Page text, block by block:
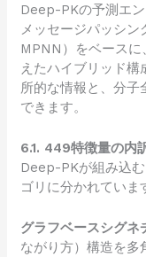
Deep-PKの予測エ
メッセージパッシ
MPNN）をベース
えたハイブリッド
所的な情報と、分子
できます。
6.1. 449特徴量の内
Deep-PKが組み込
ゴリに分かれていま
グラフベースシグネ
ながり方）構造を多